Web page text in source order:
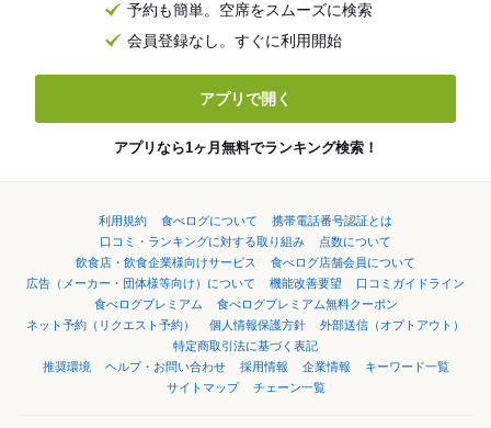
予約も簡単。空席をスムーズに検索
会員登録なし。すぐに利用開始
アプリで開く
アプリなら1ヶ月無料でランキング検索！
利用規約 食べログについて
携帯電話番号認証とは
口コミ・ランキングに対する取り組み
点数について
飲食店・飲食企業様向けサービス
食べログ店舗会員について
広告（メーカー・団体様等向け）について
機能改善要望
口コミガイドライン
食べログプレミアム
食べログプレミアム無料クーポン
ネット予約（リクエスト予約）
個人情報保護方針
外部送信（オプトアウト）
特定商取引法に基づく表記
推奨環境
ヘルプ・お問い合わせ 採用情報 企業情報
キーワード一覧
サイトマップ
チェーン一覧